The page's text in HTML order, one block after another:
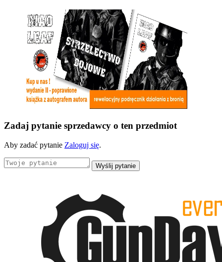
Zadaj pytanie sprzedawcy o ten przedmiot
Aby zadać pytanie Zaloguj się.
Wyślij pytanie